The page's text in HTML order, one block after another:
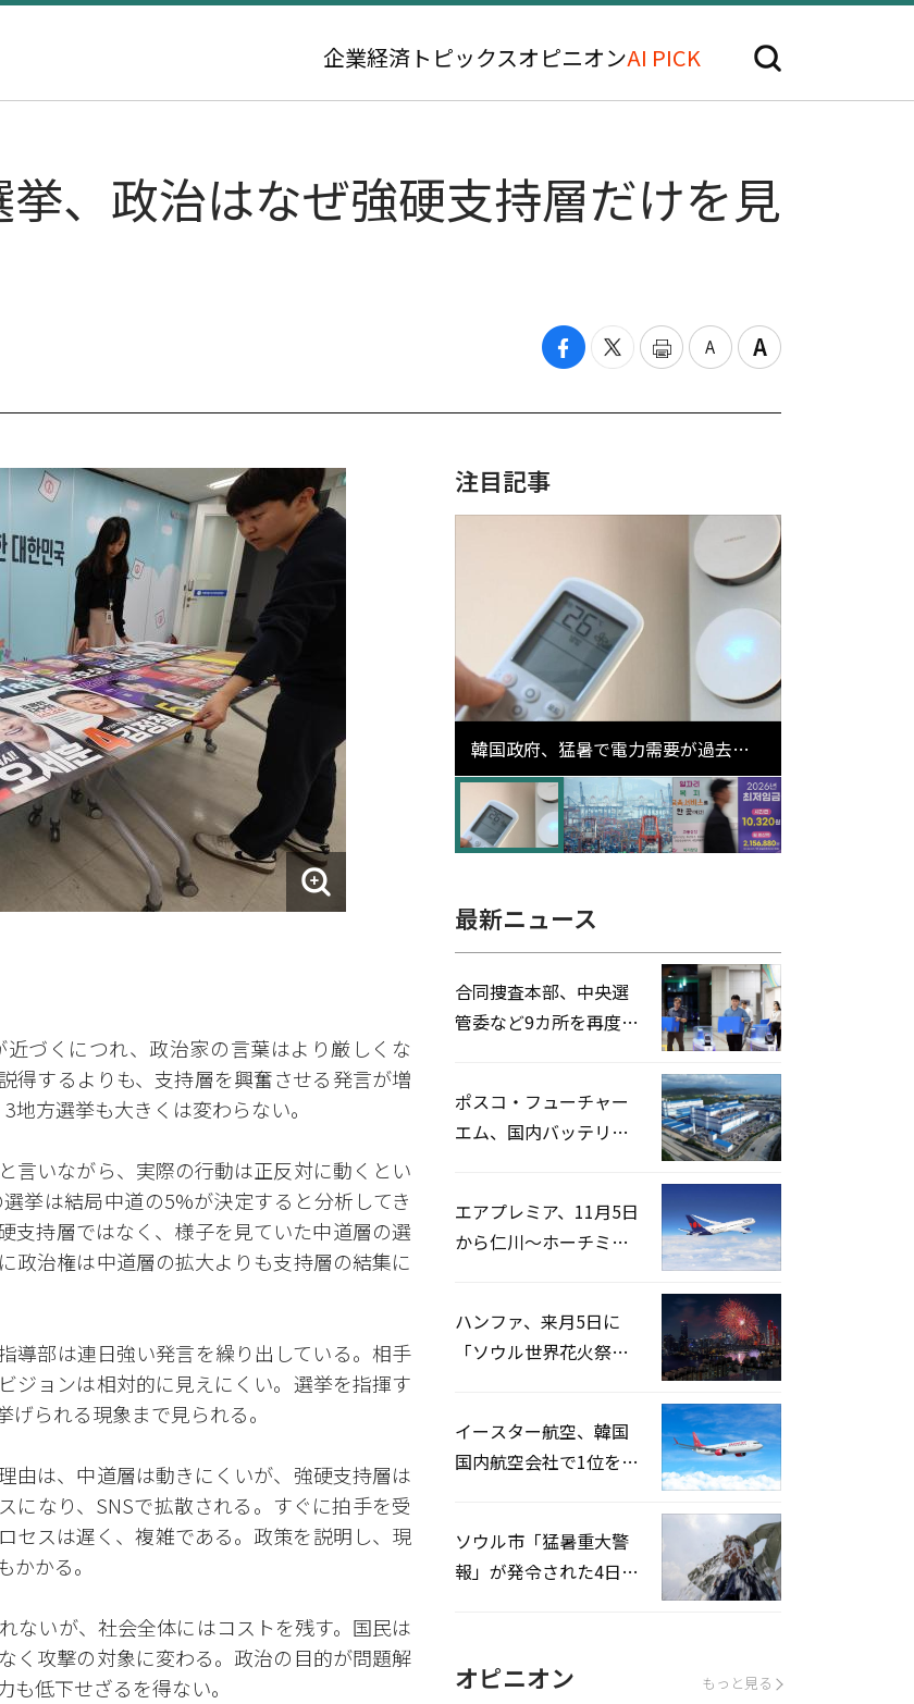
企業経済 トピックスオピニオンAI PICK
、政治はなぜ強硬支持層だけを見
づくにつれ、政治家の言葉はより厳しくな
得するよりも、支持層を興奮させる発言が増
方選挙も大きくは変わらない。
言いながら、実際の行動は正反対に動くとい
挙は結局中道の5%が決定すると分析してき
支持層ではなく、様子を見ていた中道層の選
政治権は中道層の拡大よりも支持層の結集に
導部は連日強い発言を繰り出している。相手
ジョンは相対的に見えにくい。選挙を指揮す
られる現象まで見られる。
由は、中道層は動きにくいが、強硬支持層は
になり、SNSで拡散される。すぐに拍手を受
セスは遅く、複雑である。政策を説明し、現
かる。
ないが、社会全体にはコストを残す。国民は
く攻撃の対象に変わる。政治の目的が問題解
低下せざるを得ない。
注目記事
韓国政府、猛暑で電力需要が過去最
高更新の可能性に需給対応体制を点
検
最新ニュース
合同捜査本部、中央選
管委など9カ所を再度家
ポスコ・フューチャー
エム、国内バッテリー
エアプレミア、11月5日
から仁川〜ホーチミン
ハンファ、来月5日に
「ソウル世界花火祭り
イースター航空、韓国
国内航空会社で1位を記
ソウル市「猛暑重大警
報」が発令された4日、
オピニオン もっと見る